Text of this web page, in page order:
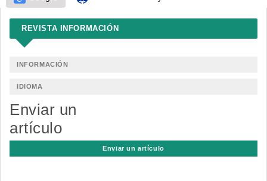
REVISTA INFORMACIÓN
INFORMACIÓN
IDIOMA
Enviar un
artículo
Enviar un artículo